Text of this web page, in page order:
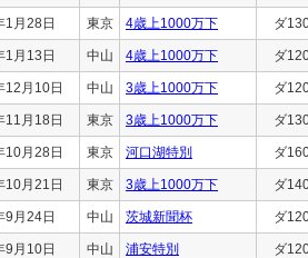
1月28日 東京 4歳上1000万下 ダ
1月13日 中山 4歳上1000万下 ダ
12月10日 中山 3歳上1000万下 ダ
11月18日 東京 3歳上1000万下 ダ
10月28日 東京 河口湖特別 ダ
10月21日 東京 3歳上1000万下 ダ
9月24日 中山 茨城新聞杯 ダ
9月10日 中山 浦安特別 ダ